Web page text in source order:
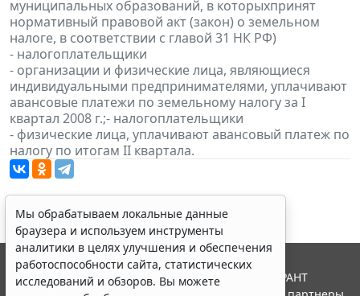
муниципальных образований, в которыхпринят
нормативный правовой акт (закон) о земельном
налоге, в соответствии с главой 31 НК РФ)
- налогоплательщики
- организации и физические лица, являющиеся
индивидуальными предпринимателями, уплачивают
авансовые платежи по земельному налогу за I
квартал 2008 г.;- налогоплательщики
- физические лица, уплачивают авансовый платеж по
налогу по итогам II квартала.
Мы обрабатываем локальные данные
браузера и используем инструменты
аналитики в целях улучшения и обеспечения
работоспособности сайта, статистических
исследований и обзоров. Вы можете
© ООО "НПП "ГАРАНТ-СЕРВИС", 2026. Система ГАРАНТ